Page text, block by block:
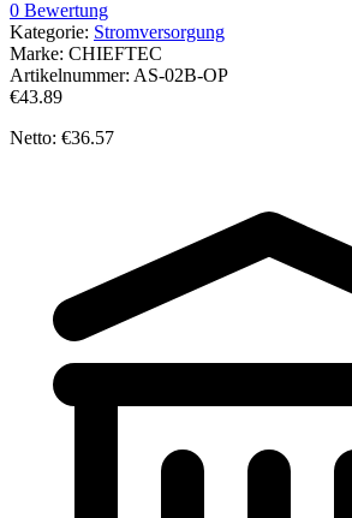
0 Bewertung
Kategorie: Stromversorgung
Marke: CHIEFTEC
Artikelnummer: AS-02B-OP
€43.89
Netto: €36.57